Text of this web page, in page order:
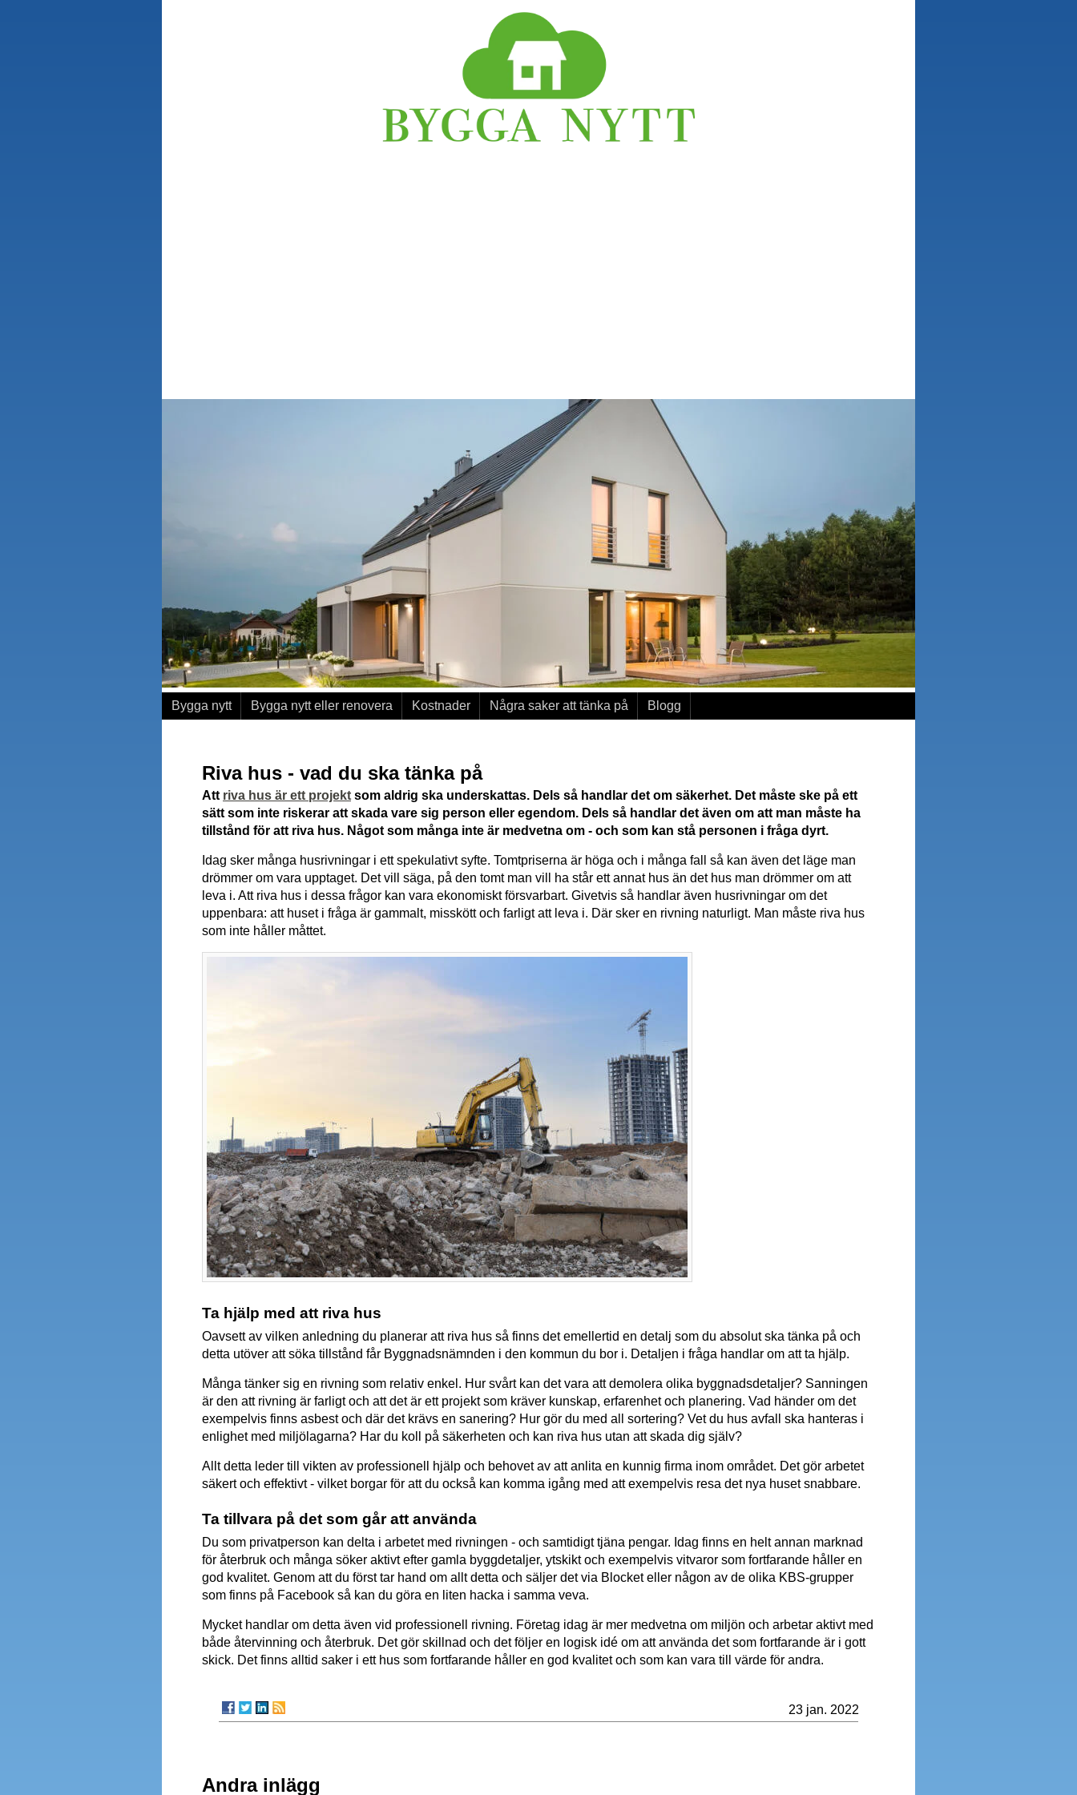
Bygga nytt Bygga nytt eller renovera Kostnader Några saker att tänka på Blogg
Riva hus - vad du ska tänka på
Att riva hus är ett projekt som aldrig ska underskattas. Dels så handlar det om säkerhet. Det måste ske på ett
sätt som inte riskerar att skada vare sig person eller egendom. Dels så handlar det även om att man måste ha
tillstånd för att riva hus. Något som många inte är medvetna om - och som kan stå personen i fråga dyrt.
Idag sker många husrivningar i ett spekulativt syfte. Tomtpriserna är höga och i många fall så kan även det läge man
drömmer om vara upptaget. Det vill säga, på den tomt man vill ha står ett annat hus än det hus man drömmer om att
leva i. Att riva hus i dessa frågor kan vara ekonomiskt försvarbart. Givetvis så handlar även husrivningar om det
uppenbara: att huset i fråga är gammalt, misskött och farligt att leva i. Där sker en rivning naturligt. Man måste riva hus
som inte håller måttet.
Ta hjälp med att riva hus
Oavsett av vilken anledning du planerar att riva hus så finns det emellertid en detalj som du absolut ska tänka på och
detta utöver att söka tillstånd får Byggnadsnämnden i den kommun du bor i. Detaljen i fråga handlar om att ta hjälp.
Många tänker sig en rivning som relativ enkel. Hur svårt kan det vara att demolera olika byggnadsdetaljer? Sanningen
är den att rivning är farligt och att det är ett projekt som kräver kunskap, erfarenhet och planering. Vad händer om det
exempelvis finns asbest och där det krävs en sanering? Hur gör du med all sortering? Vet du hus avfall ska hanteras i
enlighet med miljölagarna? Har du koll på säkerheten och kan riva hus utan att skada dig själv?
Allt detta leder till vikten av professionell hjälp och behovet av att anlita en kunnig firma inom området. Det gör arbetet
säkert och effektivt - vilket borgar för att du också kan komma igång med att exempelvis resa det nya huset snabbare.
Ta tillvara på det som går att använda
Du som privatperson kan delta i arbetet med rivningen - och samtidigt tjäna pengar. Idag finns en helt annan marknad
för återbruk och många söker aktivt efter gamla byggdetaljer, ytskikt och exempelvis vitvaror som fortfarande håller en
god kvalitet. Genom att du först tar hand om allt detta och säljer det via Blocket eller någon av de olika KBS-grupper
som finns på Facebook så kan du göra en liten hacka i samma veva.
Mycket handlar om detta även vid professionell rivning. Företag idag är mer medvetna om miljön och arbetar aktivt med
både återvinning och återbruk. Det gör skillnad och det följer en logisk idé om att använda det som fortfarande är i gott
skick. Det finns alltid saker i ett hus som fortfarande håller en god kvalitet och som kan vara till värde för andra.
23 jan. 2022
Andra inlägg